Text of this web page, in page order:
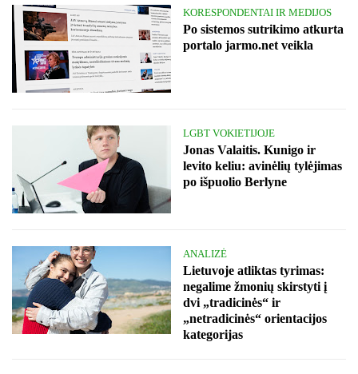
KORESPONDENTAI IR MEDIJOS
Po sistemos sutrikimo atkurta
portalo jarmo.net veikla
LGBT VOKIETIJOJE
Jonas Valaitis. Kunigo ir
levito keliu: avinėlių tylėjimas
po išpuolio Berlyne
ANALIZĖ
Lietuvoje atliktas tyrimas:
negalime žmonių skirstyti į
dvi „tradicinės“ ir
„netradicinės“ orientacijos
kategorijas